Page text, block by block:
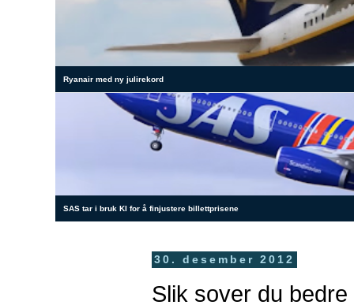
Ryanair med ny julirekord
SAS tar i bruk KI for å finjustere billettprisene
30. desember 2012
Slik sover du